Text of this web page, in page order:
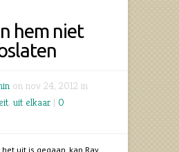
hem niet
on nov 24, 2012 in
, uit elkaar | 0
uit is gegaan, kan Ray